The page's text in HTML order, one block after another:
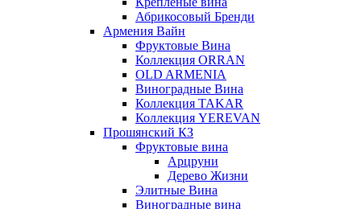
Абрикосовый Бренди
Армения Вайн
Фруктовые Вина
Коллекция ORRAN
OLD ARMENIA
Виноградные Вина
Коллекция TAKAR
Коллекция YEREVAN
Прошянский КЗ
Фруктовые вина
Арцруни
Дерево Жизни
Элитные Вина
Виноградные вина